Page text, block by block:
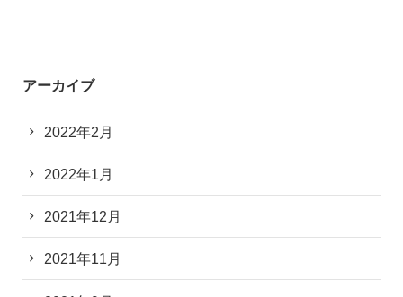
アーカイブ
2022年2月
2022年1月
2021年12月
2021年11月